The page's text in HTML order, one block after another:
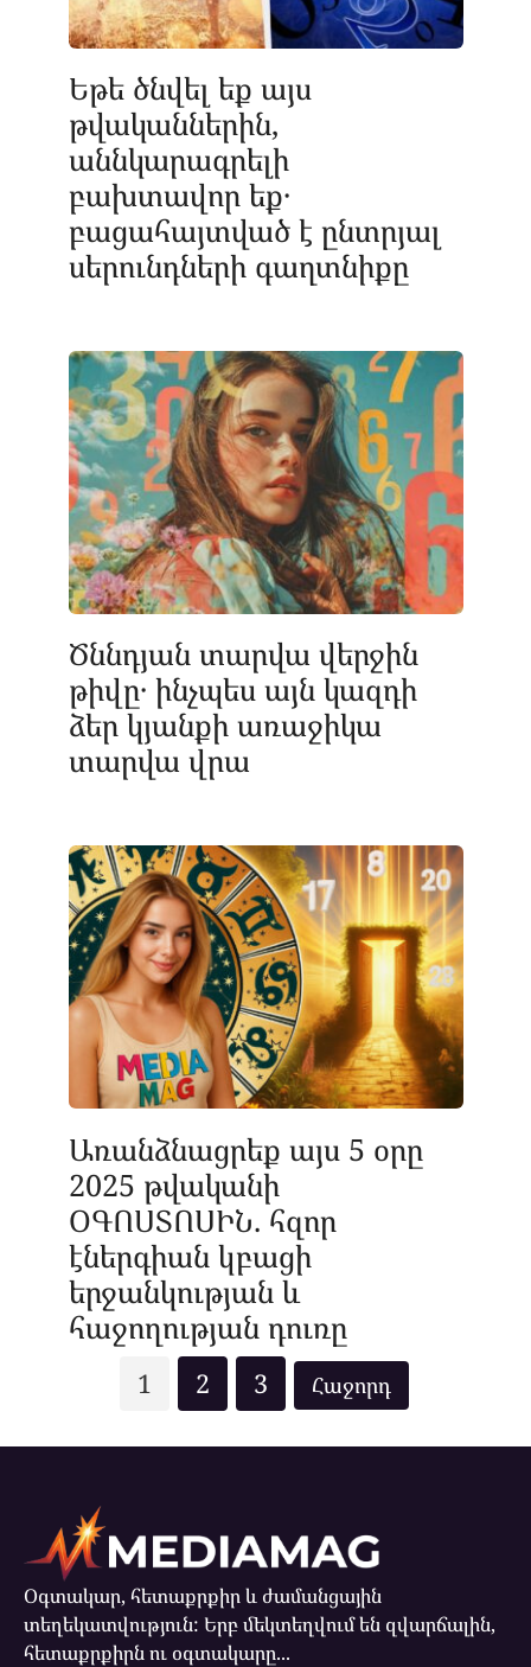
Եթե ծնվել եք այս
թվականներին,
աննկարագրելի
բախտավոր եք․
բացահայտված է ընտրյալ
սերունդների գաղտնիքը
Ծննդյան տարվա վերջին
թիվը․ ինչպես այն կազդի
ձեր կյանքի առաջիկա
տարվա վրա
Առանձնացրեք այս 5 օրը
2025 թվականի
ՕԳՈՍՏՈՍԻՆ. հզոր
էներգիան կբացի
երջանկության և
հաջողության դուռը
1 2 3
Օգտակար, հետաքրքիր և ժամանցային
տեղեկատվություն: Երբ մեկտեղվում են զվարճալին,
հետաքրքիրն ու օգտակարը...